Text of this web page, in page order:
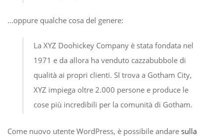
…oppure qualche cosa del genere:
La XYZ Doohickey Company è stata fondata nel
1971 e da allora ha venduto cazzabubbole di
qualità ai propri clienti. SI trova a Gotham City,
XYZ impiega oltre 2.000 persone e produce le
cose più incredibili per la comunità di Gotham.
Come nuovo utente WordPress, è possibile andare sulla